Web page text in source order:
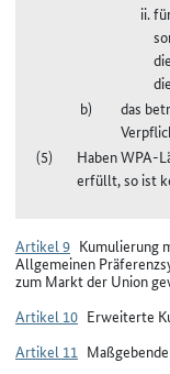
das
Haben WPA-
erfüllt, so ist
Artikel 9 Kumulierung
Allgemeinen
zum Markt der Union
Artikel 10 Erweiterte
Artikel 11